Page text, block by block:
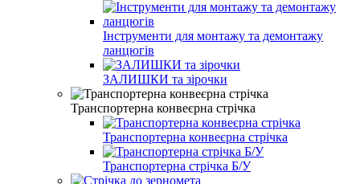
Інструменти для монтажу та демонтажу
ланцюгів
ЗАЛИШКИ та зірочки
Транспортерна конвеєрна стрічка
Транспортерна конвеєрна стрічка
Транспортерна стрічка Б/У